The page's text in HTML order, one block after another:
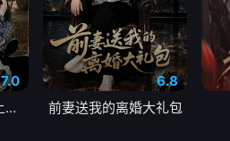
7.0
八零姐妹花致富路上捡个他
6.8
前妻送我的离婚大礼包